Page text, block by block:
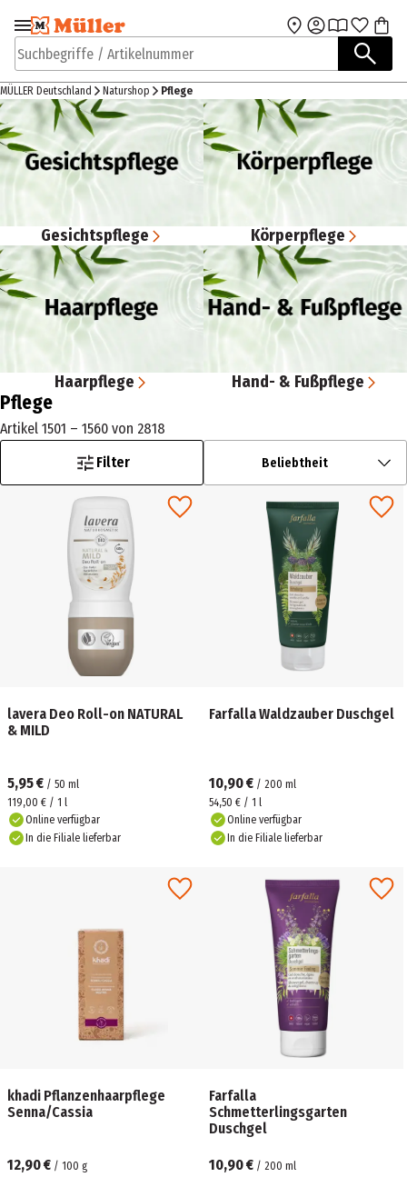
Zur Navigation
springen
Zum Hauptinhalt
Suchbegriffe / Artikelnummer
MÜLLER Deutschland Naturshop Pflege
Gesichtspflege Körperpflege
Haarpflege Hand- & Fußpflege
Pflege
Artikel 1501 – 1560 von 2818
Filter
Beliebtheit
lavera Deo Roll-on NATURAL
& MILD
5,95 € / 50 ml
119,00 € / 1 l
Online verfügbar
In die Filiale lieferbar
Farfalla Waldzauber Duschgel
10,90 € / 200 ml
54,50 € / 1 l
Online verfügbar
In die Filiale lieferbar
khadi Pflanzenhaarpflege
Senna/Cassia
12,90 € / 100 g
Farfalla
Schmetterlingsgarten
Duschgel
10,90 € / 200 ml